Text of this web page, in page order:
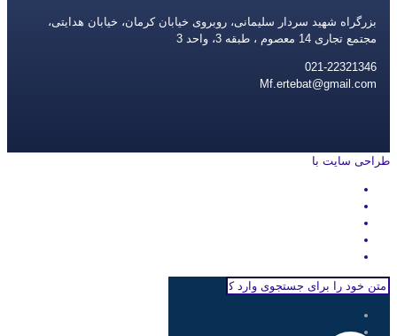
بزرگراه شهید سردار سلیمانی، روبروی خیابان کرمان، خیابان هدایتی،
مجتمع تجاری 14 معصوم ، طبقه 3، واحد 3
021-22321346
Mf.ertebat@gmail.com
طراحی سایت با